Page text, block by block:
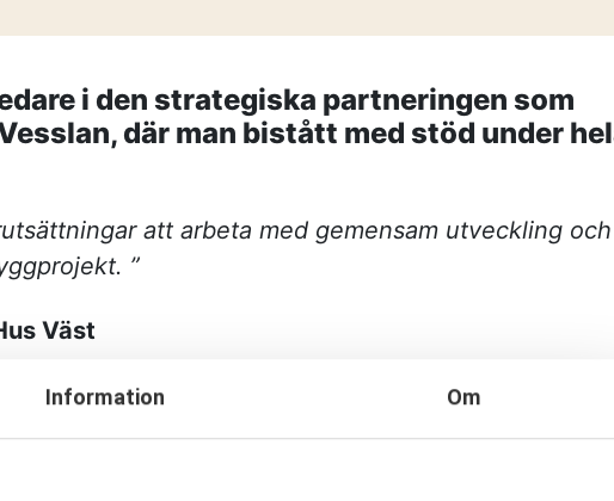
Information Om
i produktion
KONTAKT
541 31 Skövde
i den strategiska partneringen som
där man bistått med stöd under
att arbeta med gemensam utveckling och
”
Väst